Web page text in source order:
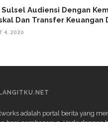
Audiensi Dengan
Dan Transfer Keuangan
4, 2026
adalah portal berita yang